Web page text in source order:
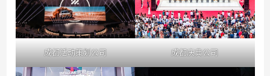
成都活动策划公司 成都庆典公司